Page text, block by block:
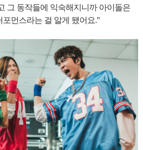
그 동작들에 익숙해지니까 아이돌은
먼스라는 걸 알게 됐어요."